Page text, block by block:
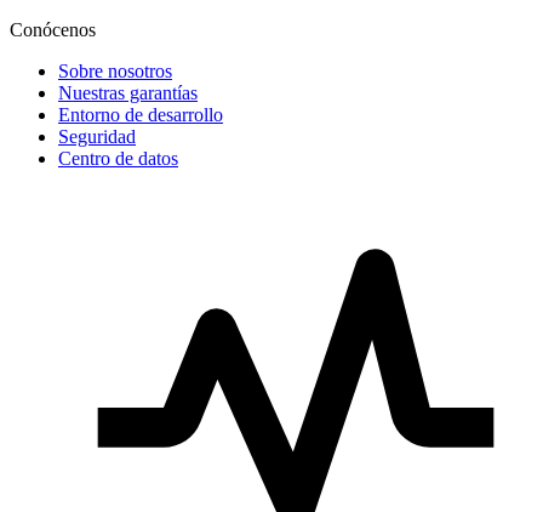
Conócenos
Sobre nosotros
Nuestras garantías
Entorno de desarrollo
Seguridad
Centro de datos